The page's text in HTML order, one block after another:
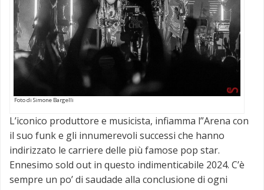
Foto di Simone Bargelli
L’iconico produttore e musicista, infiamma l”Arena con
il suo funk e gli innumerevoli successi che hanno
indirizzato le carriere delle più famose pop star.
Ennesimo sold out in questo indimenticabile 2024. C’è
sempre un po’ di saudade alla conclusione di ogni